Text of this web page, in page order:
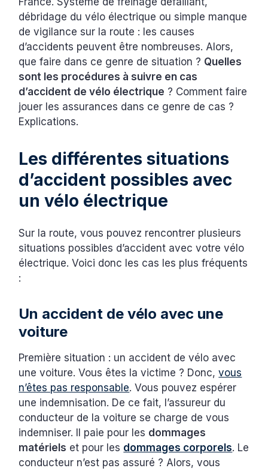
débridage du vélo électrique ou simple manque
de vigilance sur la route : les causes
d’accidents peuvent être nombreuses. Alors,
que faire dans ce genre de situation ? Quelles
sont les procédures à suivre en cas
d’accident de vélo électrique ? Comment faire
jouer les assurances dans ce genre de cas ?
Explications.
‍Les différentes situations
d’accident possibles avec
un vélo électrique
Sur la route, vous pouvez rencontrer plusieurs
situations possibles d’accident avec votre vélo
électrique. Voici donc les cas les plus fréquents
:
‍Un accident de vélo avec une
voiture
Première situation : un accident de vélo avec
une voiture. Vous êtes la victime ? Donc,vous
n’êtes pas responsable. Vous pouvez espérer
une indemnisation. De ce fait, l’assureur du
conducteur de la voiture se charge de vous
indemniser. Il paie pour les dommages
matériels et pour les dommages corporels. Le
conducteur n’est pas assuré ? Alors, vous